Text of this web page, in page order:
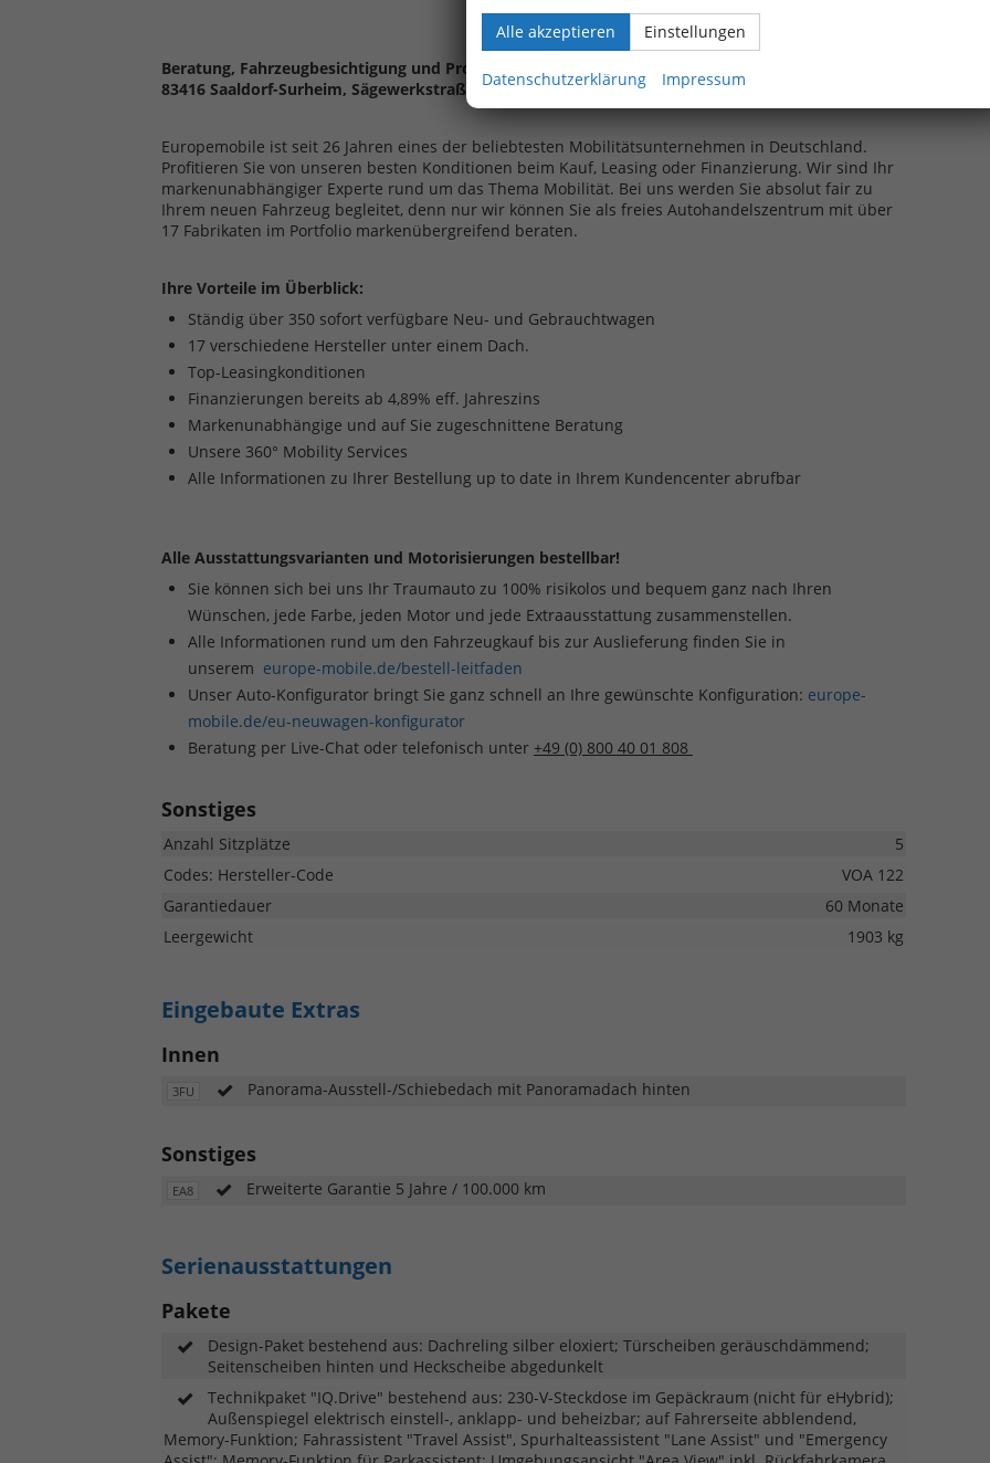
Beratung, Fahrzeugbesichtigung und Probefahrten sind nur in unserer Zweigniederlassung in
83416 Saaldorf-Surheim, Sägewerkstraße 5 möglich.
Europemobile ist seit 26 Jahren eines der beliebtesten Mobilitätsunternehmen in Deutschland.
Profitieren Sie von unseren besten Konditionen beim Kauf, Leasing oder Finanzierung. Wir sind Ihr
markenunabhängiger Experte rund um das Thema Mobilität. Bei uns werden Sie absolut fair zu
Ihrem neuen Fahrzeug begleitet, denn nur wir können Sie als freies Autohandelszentrum mit über
17 Fabrikaten im Portfolio markenübergreifend beraten.
Ihre Vorteile im Überblick:
Ständig über 350 sofort verfügbare Neu- und Gebrauchtwagen
17 verschiedene Hersteller unter einem Dach.
Top-Leasingkonditionen
Finanzierungen bereits ab 4,89% eff. Jahreszins
Markenunabhängige und auf Sie zugeschnittene Beratung
Unsere 360° Mobility Services
Alle Informationen zu Ihrer Bestellung up to date in Ihrem Kundencenter abrufbar
Alle Ausstattungsvarianten und Motorisierungen bestellbar!
Sie können sich bei uns Ihr Traumauto zu 100% risikolos und bequem ganz nach Ihren
Wünschen, jede Farbe, jeden Motor und jede Extraausstattung zusammenstellen.
Alle Informationen rund um den Fahrzeugkauf bis zur Auslieferung finden Sie in
unserem europe-mobile.de/bestell-leitfaden
Unser Auto-Konfigurator bringt Sie ganz schnell an Ihre gewünschte Konfiguration: europe-
mobile.de/eu-neuwagen-konfigurator
Beratung per Live-Chat oder telefonisch unter +49 (0) 800 40 01 808
Sonstiges
Anzahl Sitzplätze
5
Codes: Hersteller-Code
VOA 122
Garantiedauer
60 Monate
Leergewicht
1903 kg
Serienausstattungen
Pakete
Design-Paket bestehend aus: Dachreling silber eloxiert; Türscheiben geräuschdämmend;
Seitenscheiben hinten und Heckscheibe abgedunkelt
Technikpaket "IQ.Drive" bestehend aus: 230-V-Steckdose im Gepäckraum (nicht für eHybrid);
Außenspiegel elektrisch einstell-, anklapp- und beheizbar; auf Fahrerseite abblendend,
Memory-Funktion; Fahrassistent "Travel Assist", Spurhalteassistent "Lane Assist" und "Emergency
Eingebaute Extras
Innen
3FU Panorama-Ausstell-/Schiebedach mit Panoramadach hinten
Sonstiges
EA8 Erweiterte Garantie 5 Jahre / 100.000 km
Alle akzeptieren Einstellungen
Datenschutzerklärung Impressum